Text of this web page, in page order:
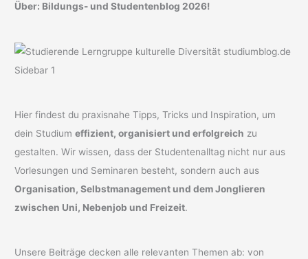
Über: Bildungs- und Studentenblog 2026!
Hier findest du praxisnahe Tipps, Tricks und Inspiration, um
dein Studiumeffizient, organisiert und erfolgreich zu
gestalten. Wir wissen, dass der Studentenalltag nicht nur aus
Vorlesungen und Seminaren besteht, sondern auch aus
Organisation, Selbstmanagement und dem Jonglieren
zwischen Uni, Nebenjob und Freizeit.
Unsere Beiträge decken alle relevanten Themen ab: von